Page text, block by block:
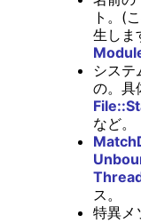
ト。(
生しま
システ
の。具
など。
ス。
特異メ